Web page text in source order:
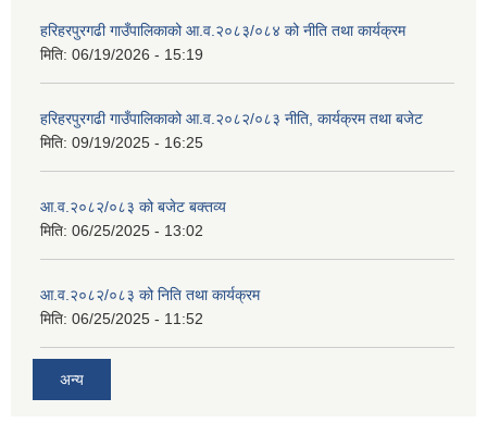
हरिहरपुरगढी गाउँपालिकाको आ.व.२०८३/०८४ को नीति तथा कार्यक्रम
मिति: 06/19/2026 - 15:19
हरिहरपुरगढी गाउँपालिकाको आ.व.२०८२/०८३ नीति, कार्यक्रम तथा बजेट
मिति: 09/19/2025 - 16:25
आ.व.२०८२/०८३ को बजेट बक्तव्य
मिति: 06/25/2025 - 13:02
आ.व.२०८२/०८३ को निति तथा कार्यक्रम
मिति: 06/25/2025 - 11:52
अन्य